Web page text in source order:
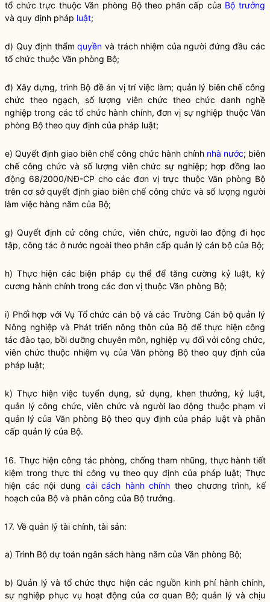
tổ chức trực thuộc Văn phòng Bộ theo phân cấp của Bộ trưởng
và quy định pháp luật;
d) Quy định thẩmquyền và trách nhiệm của người đứng đầu các
tổ chức thuộc Văn phòng Bộ;
đ) Xây dựng, trình Bộ đề án vị trí việc làm; quản lý biên chế công
chức theo ngạch, số lượng viên chức theo chức danh nghề
nghiệp trong các tổ chức hành chính, đơn vị sự nghiệp thuộc Văn
phòng Bộ theo quy định của pháp luật;
e) Quyết định giao biên chế công chức hành chính nhà nước; biên
chế công chức và số lượng viên chức sự nghiệp; hợp đồng lao
động 68/2000/NĐ-CP cho các đơn vị trực thuộc Văn phòng Bộ
trên cơ sở quyết định giao biên chế công chức và số lượng người
làm việc hàng năm của Bộ;
g) Quyết định cử công chức, viên chức, người lao động đi học
tập, công tác ở nước ngoài theo phân cấp quản lý cán bộ của Bộ;
h) Thực hiện các biện pháp cụ thể để tăng cường kỷ luật, kỷ
cương hành chính trong các đơn vị thuộc Văn phòng Bộ;
i) Phối hợp với Vụ Tổ chức cán bộ và các Trường Cán bộ quản lý
Nông nghiệp và Phát triển nông thôn của Bộ để thực hiện công
tác đào tạo, bồi dưỡng chuyên môn, nghiệp vụ đối với công chức,
viên chức thuộc nhiệm vụ của Văn phòng Bộ theo quy định của
pháp luật;
k) Thực hiện việc tuyển dụng, sử dụng, khen thưởng, kỷ luật,
quản lý công chức, viên chức và người lao động thuộc phạm vi
quản lý của Văn phòng Bộ theo quy định của pháp luậtvà phân
cấp quản lý của Bộ.
16. Thực hiện công tác phòng, chống tham nhũng, thực hành tiết
kiệm trong thực thi công vụ theo quy định của pháp luật; Thực
hiện các nội dung cải cách hành chính theo chương trình, kế
hoạch của Bộ và phân công của Bộ trưởng.
17. Về quản lý tài chính, tài sản:
a) Trình Bộ dự toán ngân sách hàng năm của Văn phòng Bộ;
b) Quản lý và tổ chức thực hiện các nguồn kinh phí hành chính,
sự nghiệp phục vụ hoạt động của cơ quan Bộ; quản lý và chịu